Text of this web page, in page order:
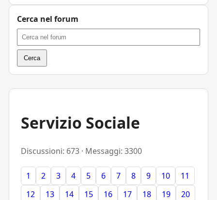
Servizio Sociale
Discussioni: 673 · Messaggi: 3300
1 2 3 4 5 6 7 8 9 10
11
12
13 14 15 16 17 18 19
20
Cerca nel forum
Cerca